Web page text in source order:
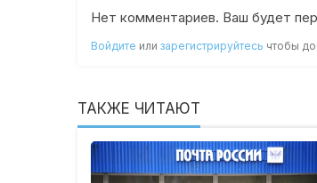
Нет комментариев. Ваш будет
Войдите илизарегистрируйтесь чтобы
ТАКЖЕ ЧИТАЮТ